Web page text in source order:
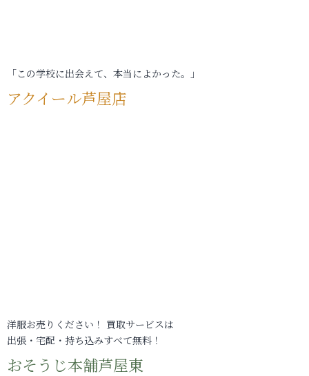
「この学校に出会えて、本当によかった。」
アクイール芦屋店
洋服お売りください！ 買取サービスは
出張・宅配・持ち込みすべて無料！
おそうじ本舗芦屋東